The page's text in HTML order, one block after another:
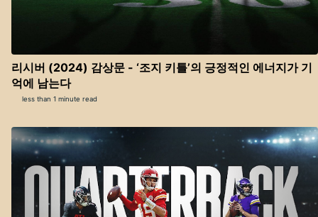
리시버 (2024) 감상문 - ‘조지 키틀’의 긍정적인 에너지가 기
억에 남는다
less than 1 minute read